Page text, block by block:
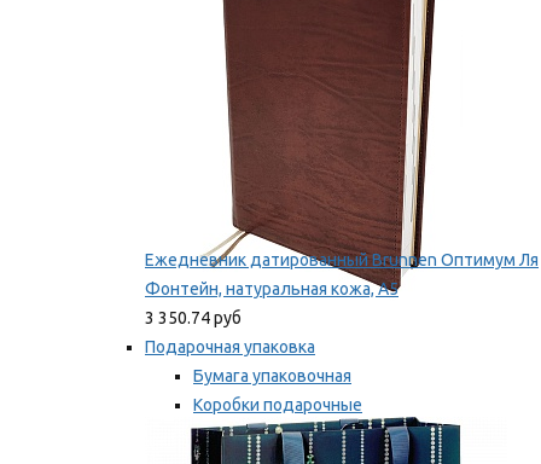
Ежедневник датированный Brunnen Оптимум Ля
Фонтейн, натуральная кожа, А5
3 350.74 руб
Подарочная упаковка
Бумага упаковочная
Коробки подарочные
Ленты, бобины